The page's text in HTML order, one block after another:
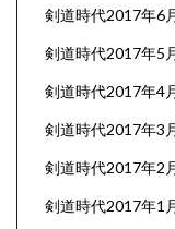
剣道時代2017年6
剣道時代2017年5
剣道時代2017年4
剣道時代2017年3
剣道時代2017年2
剣道時代2017年1